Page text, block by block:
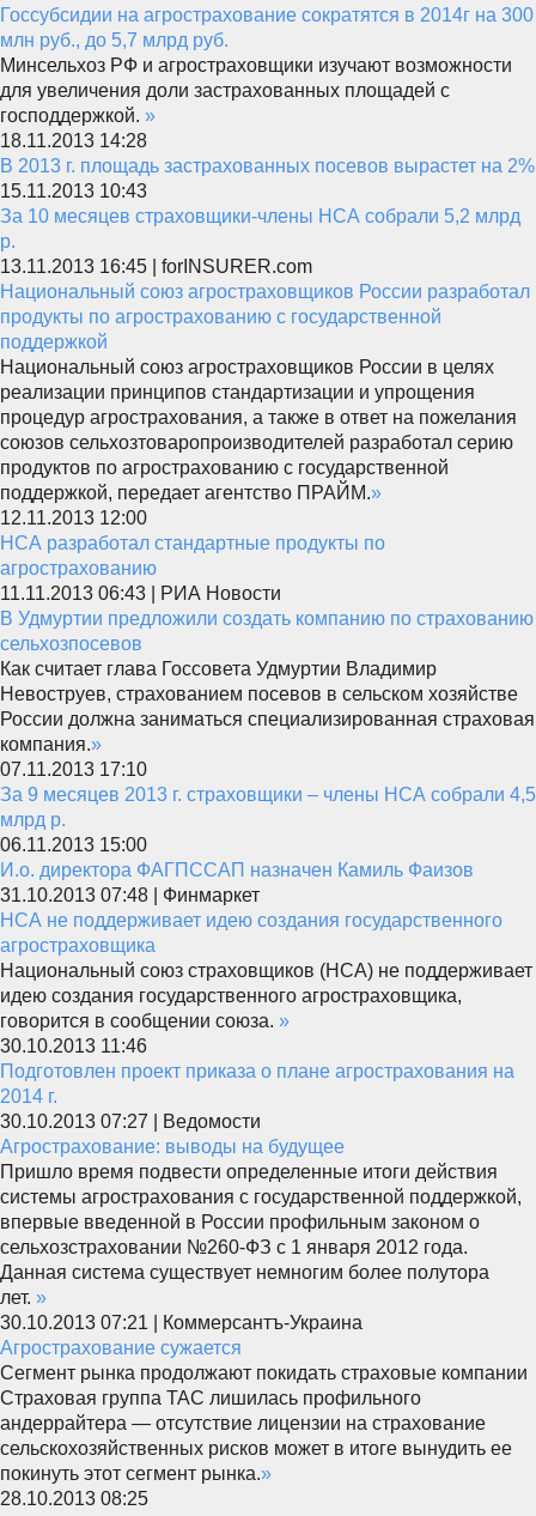
Госсубсидии на агрострахование сократятся в 2014г на 300
млн руб., до 5,7 млрд руб.
Минсельхоз РФ и агростраховщики изучают возможности
для увеличения доли застрахованных площадей с
господдержкой. »
18.11.2013 14:28
В 2013 г. площадь застрахованных посевов вырастет на 2%
15.11.2013 10:43
За 10 месяцев страховщики-члены НСА собрали 5,2 млрд
р.
13.11.2013 16:45 | forINSURER.com
Национальный союз агростраховщиков России разработал
продукты по агрострахованию с государственной
поддержкой
Национальный союз агростраховщиков России в целях
реализации принципов стандартизации и упрощения
процедур агрострахования, а также в ответ на пожелания
союзов сельхозтоваропроизводителей разработал серию
продуктов по агрострахованию с государственной
поддержкой, передает агентство ПРАЙМ.»
12.11.2013 12:00
НСА разработал стандартные продукты по
агрострахованию
11.11.2013 06:43 | РИА Новости
В Удмуртии предложили создать компанию по страхованию
сельхозпосевов
Как считает глава Госсовета Удмуртии Владимир
Невоструев, страхованием посевов в сельском хозяйстве
России должна заниматься специализированная страховая
компания.»
07.11.2013 17:10
За 9 месяцев 2013 г. страховщики – члены НСА собрали 4,5
млрд р.
06.11.2013 15:00
И.о. директора ФАГПССАП назначен Камиль Фаизов
31.10.2013 07:48 | Финмаркет
НСА не поддерживает идею создания государственного
агростраховщика
Национальный союз страховщиков (НСА) не поддерживает
идею создания государственного агростраховщика,
говорится в сообщении союза. »
30.10.2013 11:46
Подготовлен проект приказа о плане агрострахования на
2014 г.
30.10.2013 07:27 | Ведомости
Агрострахование: выводы на будущее
Пришло время подвести определенные итоги действия
системы агрострахования с государственной поддержкой,
впервые введенной в России профильным законом о
сельхозстраховании №260-ФЗ с 1 января 2012 года.
Данная система существует немногим более полутора
лет. »
30.10.2013 07:21 | Коммерсантъ-Украина
Агрострахование сужается
Сегмент рынка продолжают покидать страховые компании
Страховая группа ТАС лишилась профильного
андеррайтера — отсутствие лицензии на страхование
сельскохозяйственных рисков может в итоге вынудить ее
покинуть этот сегмент рынка.»
28.10.2013 08:25